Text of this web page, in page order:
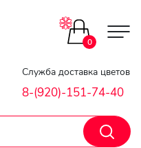
Главная
Гарантии
Доставка
Служба доставка цветов
8-(920)-151-74-40
0